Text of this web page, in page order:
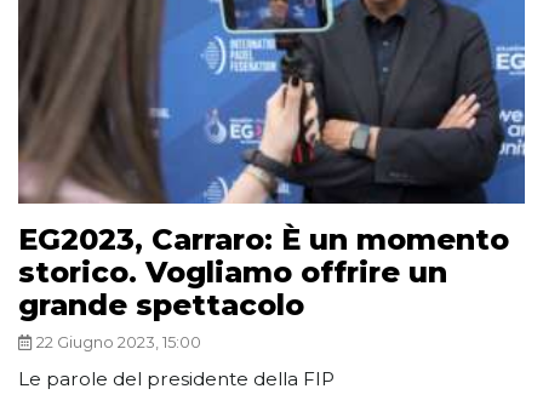
EG2023, Carraro: È un momento
storico. Vogliamo offrire un
grande spettacolo
22 Giugno 2023, 15:00
Le parole del presidente della FIP